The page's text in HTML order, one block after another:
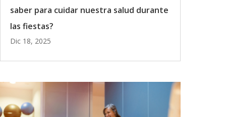
saber para cuidar nuestra salud durante
las fiestas?
Dic 18, 2025